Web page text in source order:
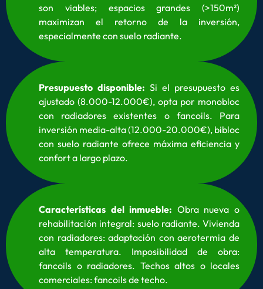
son viables; espacios grandes (>150m²)
maximizan el retorno de la inversión,
especialmente con suelo radiante.
Presupuesto disponible: Si el presupuesto es
ajustado (8.000-12.000€), opta por monobloc
con radiadores existentes o fancoils. Para
inversión media-alta (12.000-20.000€), bibloc
con suelo radiante ofrece máxima eficiencia y
confort a largo plazo.
Características del inmueble: Obra nueva o
rehabilitación integral: suelo radiante. Vivienda
con radiadores: adaptación con aerotermia de
alta temperatura. Imposibilidad de obra:
fancoils o radiadores. Techos altos o locales
comerciales: fancoils de techo.